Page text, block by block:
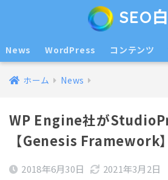
SEO
News WordPress コンテンツ
ホーム News
WP Engine社が
【Genesis Framework】
2018年6月30日 2021年3月2日